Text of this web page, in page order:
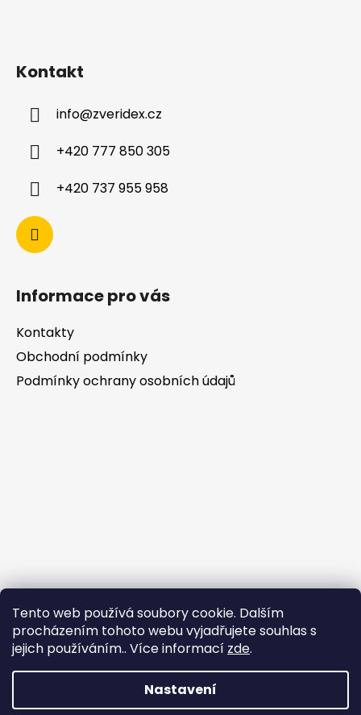
Tento web používá soubory cookie. Dalším
procházením tohoto webu vyjadřujete souhlas s
jejich používáním.. Více informací zde.
Nastavení
Kontakt
info@zveridex.cz
+420 777 850 305
+420 737 955 958
Informace pro vás
Kontakty
Obchodní podmínky
Podmínky ochrany osobních údajů
Tvorba e-shopu: Ondřej Doležal